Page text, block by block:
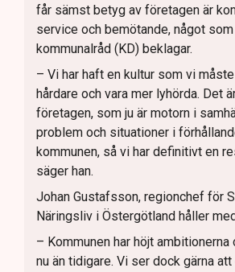
får sämst betyg av företagen är
service och bemötande, något
kommunalråd (KD) beklagar.
– Vi har haft en kultur som vi
hårdare och vara mer lyhörda. Det
företagen, som ju är motorn i
problem och situationer i
kommunen, så vi har definitivt en
säger han.
Johan Gustafsson, regionchef för
Näringsliv i Östergötland håller
– Kommunen har höjt ambitionerna
nu än tidigare. Vi ser dock gärna